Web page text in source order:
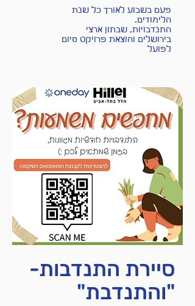
פעם בשבוע לאורך כל שנת
הלימודים.
התנדבויות, שבתון ארצי
בירושלים והוצאת פרויקט סיום
לפועל
סיירת התנדבות-
"והתנדבת"